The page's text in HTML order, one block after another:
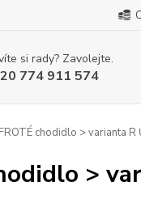
si rady? Zavolejte.
774 911 574
chodidlo > varianta
>